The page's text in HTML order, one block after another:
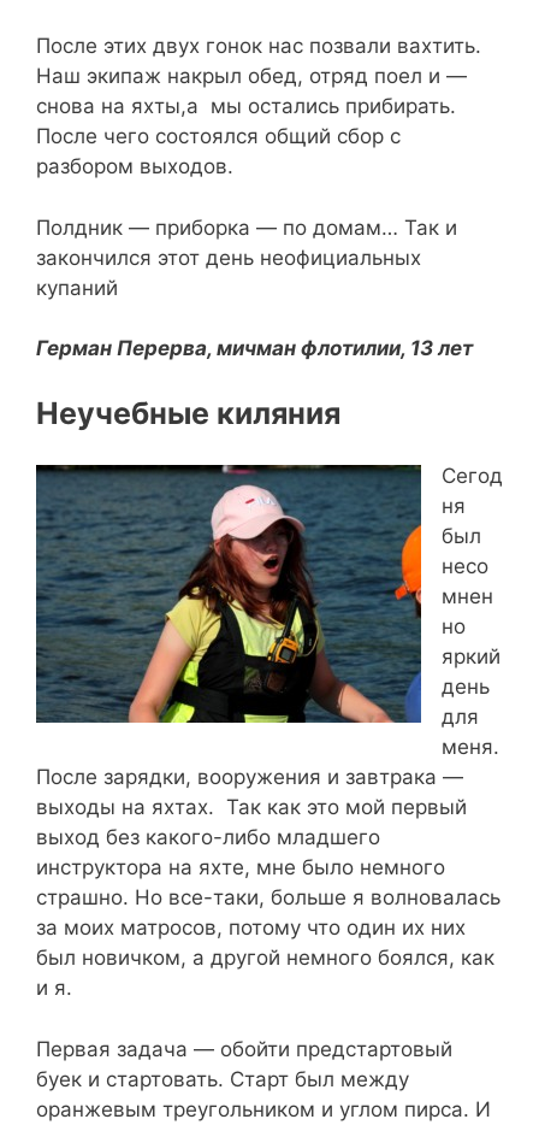
После этих двух гонок нас позвали вахтить.
Наш экипаж накрыл обед, отряд поел и —
снова на яхты,а мы остались прибирать.
После чего состоялся общий сбор с
разбором выходов.
Полдник — приборка — по домам… Так и
закончился этот день неофициальных
купаний
Герман Перерва, мичман флотилии, 13 лет
Неучебные киляния
Сегод
ня
был
несо
мнен
но
яркий
день
для
меня.
После зарядки, вооружения и завтрака —
выходы на яхтах. Так как это мой первый
выход без какого-либо младшего
инструктора на яхте, мне было немного
страшно. Но все-таки, больше я волновалась
за моих матросов, потому что один их них
был новичком, а другой немного боялся, как
и я.
Первая задача — обойти предстартовый
буек и стартовать. Старт был между
оранжевым треугольником и углом пирса. И